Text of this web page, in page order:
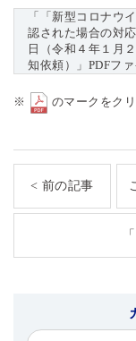
「「新型コロナウ
認された場合の対
日（令和４年１月
知依頼）」PDFフ
※ のマークをク
< 前の記事